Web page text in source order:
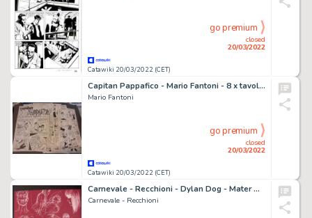
Catawiki 20/03/2022 (CET)
closed
20/03/2022
go premium
Capitan Pappafico - Mario Fantoni - 8 x tavole originali - storia completa - Page volante - EO - (1950)
Mario Fantoni
Catawiki 20/03/2022 (CET)
closed
20/03/2022
go premium
Carnevale - Recchioni - Dylan Dog - Mater Morbi - Page volante - Exemplaire unique
Carnevale - Recchioni